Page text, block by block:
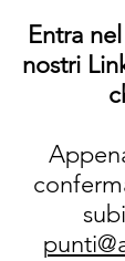
Entra
nostri